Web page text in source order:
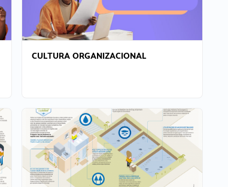
CULTURA ORGANIZACIONAL